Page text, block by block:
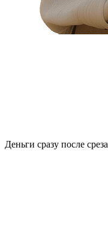
Деньги сразу после среза